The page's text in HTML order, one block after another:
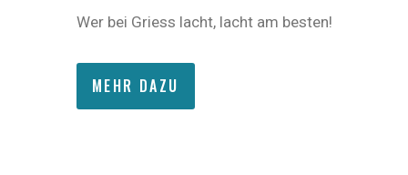
Wer bei Griess lacht, lacht am besten!
MEHR DAZU